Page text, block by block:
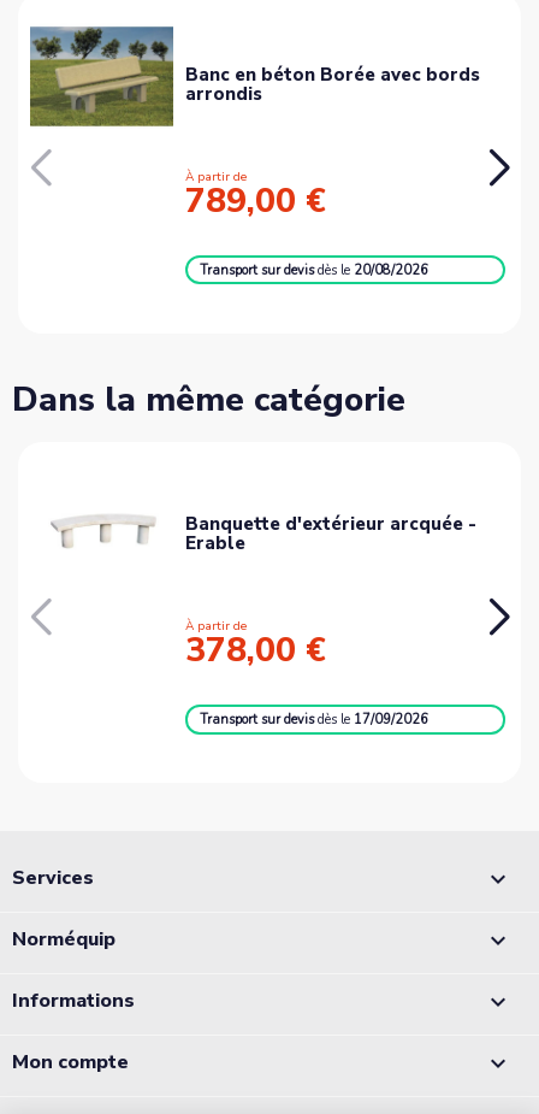
Banc en béton Borée avec bords
arrondis
À partir de
789,00 €
Transport sur devisdès le 20/08/2026
Dans la même catégorie
Banquette d'extérieur arcquée -
Erable
À partir de
378,00 €
Transport sur devisdès le 17/09/2026
Services 
Norméquip 
Informations 
Mon compte 